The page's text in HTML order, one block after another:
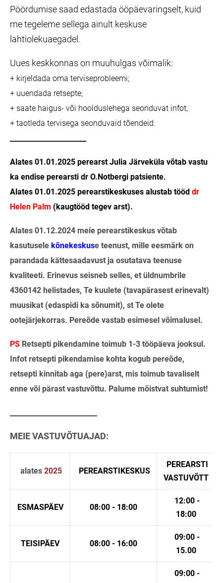
Pöördumise saad edastada ööpäevaringselt, kuid
me tegeleme sellega ainult keskuse
lahtiolekuaegadel.
Uues keskkonnas on muuhulgas võimalik:
+ kirjeldada oma terviseprobleemi;
+ uuendada retsepte;
+ saate haigus- või hoolduslehega seonduvat infot;
+ taotleda tervisega seonduvaid tõendeid.
Alates 01.01.2025 perearst Julia Järveküla võtab vastu
ka endise perearsti dr O.Notbergi patsiente.
Alates 01.01.2025 perearstikeskuses alustab tööd dr
Helen Palm (kaugtööd tegev arst).
Alates 01.12.2024 meie perearstikeskus võtab
kasutusele kõnekeskuse teenust, mille eesmärk on
parandada kättesaadavust ja osutatava teenuse
kvaliteeti. Erinevus seisneb selles, et üldnumbrile
4360142 helistades, Te kuulete (tavapärasest erinevalt)
muusikat (edaspidi ka sõnumit), st Te olete
ootejärjekorras. Pereõde vastab esimesel võimalusel.
PS Retsepti pikendamine toimub 1-3 tööpäeva jooksul.
Infot retsepti pikendamise kohta kogub pereõde,
retsepti kinnitab aga (pere)arst, mis toimub tavaliselt
enne või pärast vastuvõttu. Palume mõistvat suhtumist!
MEIE VASTUVÕTUAJAD:
alates 2025 PEREARSTIKESKUS
PEREARSTI
VASTUVÕTT
ESMASPÄEV 08:00 - 18:00
12:00 -
18:00
TEISIPÄEV 08:00 - 16:00
09:00 -
15.00
09:00 -